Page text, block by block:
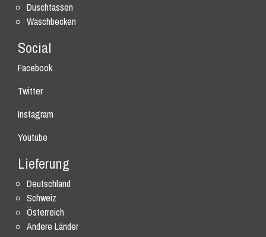
Duschtassen
Waschbecken
Social
Facebook
Twitter
Instagram
Youtube
Lieferung
Deutschland
Schweiz
Österreich
Andere Länder